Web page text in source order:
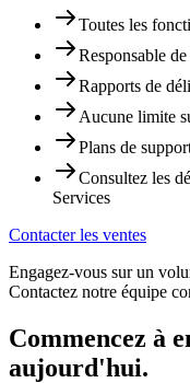
Toutes les
Responsable
Rapports de
Aucune limite
Plans de
Consultez les
Services
Contacter les ventes
Engagez-vous sur un
Contactez notre équipe
Commencez à
aujourd'hui.